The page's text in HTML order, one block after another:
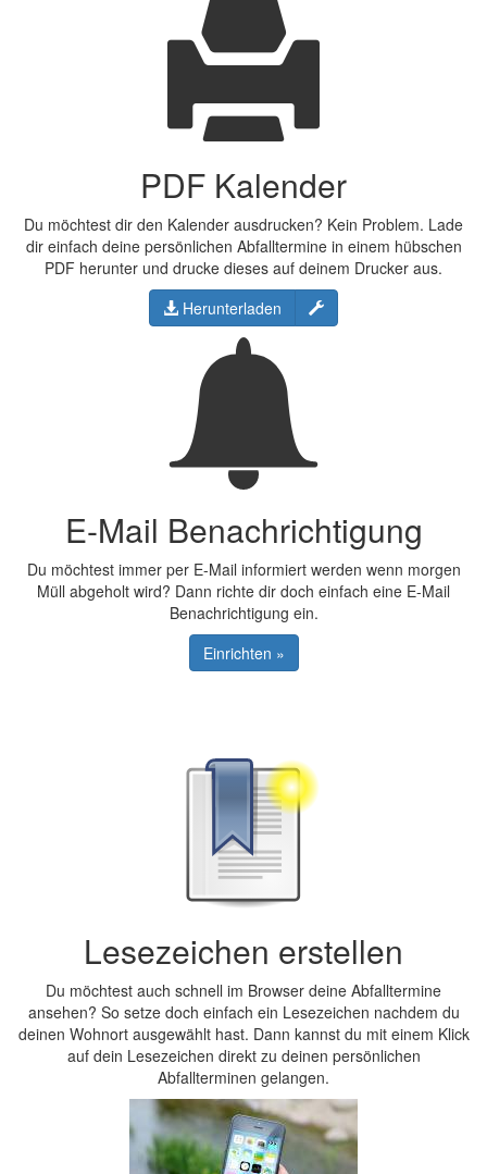
PDF Kalender
Du möchtest dir den Kalender ausdrucken? Kein Problem. Lade
dir einfach deine persönlichen Abfalltermine in einem hübschen
PDF herunter und drucke dieses auf deinem Drucker aus.
Herunterladen
Konfigurieren
E-Mail Benachrichtigung
Du möchtest immer per E-Mail informiert werden wenn morgen
Müll abgeholt wird? Dann richte dir doch einfach eine E-Mail
Benachrichtigung ein.
Einrichten »
Lesezeichen erstellen
Du möchtest auch schnell im Browser deine Abfalltermine
ansehen? So setze doch einfach ein Lesezeichen nachdem du
deinen Wohnort ausgewählt hast. Dann kannst du mit einem Klick
auf dein Lesezeichen direkt zu deinen persönlichen
Abfallterminen gelangen.